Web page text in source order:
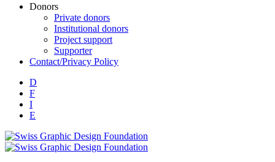
Donors
Private donors
Institutional donors
Project support
Supporter
Contact/Privacy Policy
D
F
I
E